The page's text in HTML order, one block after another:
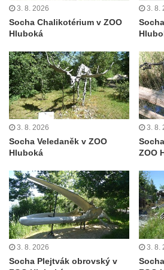
a svatého Jana Nepomuckého
od Mezné
Srbské Kamenici
Podstavec v zámecké zahradě v
Sousoší dětí u obecního úřadu v
Socha Andromedé u pavilonu
fresky v Duchcově
Socha Amfitrité u pavilonu Reinerovy
Socha Flóry u pavilonu Reinerovy
Duchcově
Socha Afrodité u pavilonu Reinerovy
v Duchcově
Pamětní kámen rybníka Barbory v
Duchcově
3. 8. 2026
Socha Chalikotérium v ZOO
Hluboká
3. 8.
3. 8. 2026
Socha Veledaněk v ZOO
Hluboká
3. 8.
ZOO
3. 8. 2026
Socha Plejtvák obrovský v
3. 8.